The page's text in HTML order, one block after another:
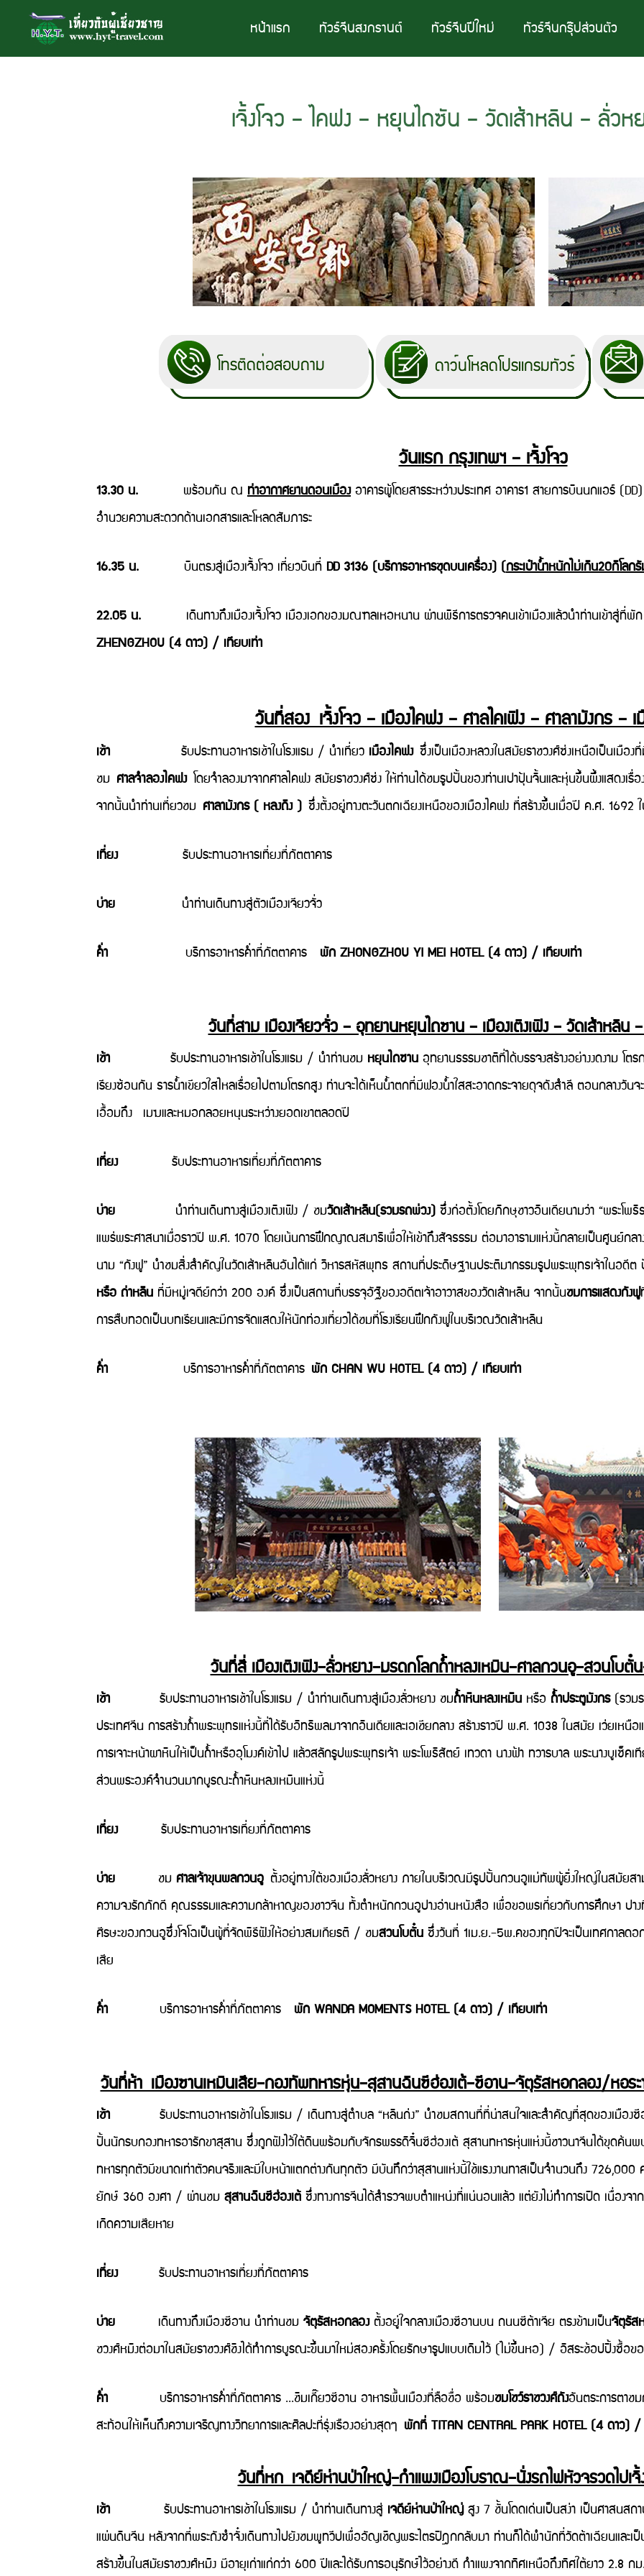
หน้าแรก ทัวร์จีนสงกรานต์ ทัวร์จีนปีใหม่ ทัวร์จีนกรุ๊ปส่วนตัว
เจิ้งโจว – ไคฟง – หยุนไถซัน – วัดเส้าหลิน – ลั่วห
วันแรก กรุงเทพฯ – เจิ้งโจว
13.30 น. พร้อมกัน ณ ท่าอากาศยานดอนเมืองอาคารผู้โดยสารระหว่างประเทศ อาคาร1 สายการบินนกแอร์
อำนวยความสะดวกด้านเอกสารและโหลดสัมภาระ
16.35 น. บินตรงสู่เมืองเจิ้งโจว เที่ยวบินที่ DD 3136 (บริการอาหารชุดบนเครื่อง) (กระเป๋าน้ำหนักไม่เกิน20กิโลก
22.05 น. เดินทางถึงเมืองเจิ้งโจว เมืองเอกของมณฑลเหอหนาน ผ่านพิธีการตรวจคนเข้าเมืองแล้วนำท่านเข้าสู่
ZHENGZHOU (4 ดาว) / เทียบเท่า
วันที่สอง เจิ้งโจว – เมืองไคฟง – ศาลไคเฟิง – ศาลามังกร – เ
เช้า รับประทานอาหารเช้าในโรงแรม / นำเที่ยว เมืองไคฟง ซึ่งเป็นเมืองหลวงในสมัยราชวงศ์ซ่งเหนือเป็นเมือ
ชม ศาลจำลองไคฟง โดยจำลองมาจากศาลไคฟง สมัยราชวงศ์ซ่งให้ท่านได้ชมรูปปั้นของท่านเปาปุ้นจิ้นและหุ่นขึ้นผึ้งแสดงเ
จากนั้นนำท่านเที่ยวชม ศาลามังกร ( หลงถิง ) ซึ่งตั้งอยู่ทางตะวันตกเฉียงเหนือของเมืองไคฟง ที่สร้างขึ้นเมื่อปี ค.ศ. 1692
เที่ยง รับประทานอาหารเที่ยงที่ภัตตาคาร
บ่าย นำท่านเดินทางสู่ตัวเมืองเจียวจั่ว
ค่ำบริการอาหารค่ำที่ภัตตาคาร พัก ZHONGZHOU YI MEI HOTEL (4 ดาว) / เทียบเท่า
วันที่สาม เมืองเจียวจั่ว – อุทยานหยุนไถซาน – เมืองเติงเฟิง – วัดเส้าหลิน
เช้ารับประทานอาหารเช้าในโรงแรม / นำท่านชม หยุนไถซาน อุทยานธรรมชาติที่ได้บรรจงสร้างอย่างงดงาม โต
เรียงซ้อนกัน ธารน้ำเขียวใสไหลเรื่อยไปตามโตรกสูง ท่านจะได้เห็นน้ำตกที่มีฟองน้ำใสสะอาดกระจายดุจดังสำลี ตอนกลางวัน
เอื้อมถึง เมฆและหมอกลอยหนุนระหว่างยอดเขาตลอดปี
เที่ยงรับประทานอาหารเที่ยงที่ภัตตาคาร
บ่าย นำท่านเดินทางสู่เมืองเติงเฟิง / ชมวัดเส้าหลิน(รวมรถพ่วง) ซึ่งก่อตั้งโดยภิกษุชาวอินเดียนามว่า “พระโพ
แพร่พระศาสนาเมื่อราวปี พ.ศ. 1070 โดยเน้นการฝึกญาณสมาธิเพื่อให้เข้าถึงสัจธรรม ต่อมาอารามแห่งนี้กลายเป็นศูนย์ก
นาม “กังฟู” นำชมสิ่งสำคัญในวัดเส้าหลินอันได้แก่ วิหารสหัสพุทธ สถานที่ประดิษฐานประติมากรรมรูปพระพุทธเจ้าในอดี
หรือ ถ่าหลิน ที่มีหมู่เจดีย์กว่า 200 องค์ ซึ่งเป็นสถานที่บรรจุอัฐิของอดีตเจ้าอาวาสของวัดเส้าหลิน จากนั้นชมการแสดงกังฟู
การสืบทอดเป็นบทเรียนและมีการจัดแสดงให้นักท่องเที่ยวได้ชมที่โรงเรียนฝึกกังฟูในบริเวณวัดเส้าหลิน
ค่ำบริการอาหารค่ำที่ภัตตาคาร พัก CHAN WU HOTEL (4 ดาว) / เทียบเท่า
วันที่สี่ เมืองเติงเฟิง–ลั่วหยาง–มรดกโลกถ้ำหลงเหมิน–ศาลกวนอู–สวนโบตั๋
เช้ารับประทานอาหารเช้าในโรงแรม / นำท่านเดินทางสู่เมืองลั่วหยาง ชมถ้ำหินหลงเหมิน หรือ ถ้ำประตูมังกร(รวม
ประเทศจีน การสร้างถ้ำพระพุทธแห่งนี้ที่ได้รับอิทธิพลมาจากอินเดียและเอเชียกลาง สร้างราวปี พ.ศ. 1038 ในสมัย เว่ยเหนือ
การเจาะหน้าผาหินให้เป็นถ้ำหรืออุโมงค์เข้าไป แล้วสลักรูปพระพุทธเจ้า พระโพธิสัตย์ เทวดา นางฟ้า ทวารบาล พระนางบูเซ็
ส่วนพระองค์จำนวนมากบูรณะถ้ำหินหลงเหมินแห่งนี้
เที่ยงรับประทานอาหารเที่ยงที่ภัตตาคาร
บ่าย ชม ศาลเจ้าขุนพลกวนอู ตั้งอยู่ทางใต้ของเมืองลั่วหยาง ภายในบริเวณมีรูปปั้นกวนอูแม่ทัพผู้ยิ่งใหญ่ในสมัยส
ความจงรักภักดี คุณธรรมและความกล้าหาญของชาวจีน ทั้งตำหนักกวนอูปางอ่านหนังสือ เพื่อขอพรเกี่ยวกับการศึกษา ปาง
ศีรษะของกวนอูซึ่งโจโฉเป็นผู้ที่จัดพิธีฝังให้อย่างสมเกียรติ / ชมสวนโบตั๋น ซึ่งวันที่ 1เม.ย.-5พ.คของทุกปีจะเป็นเทศกาลดอ
เสีย
ค่ำ บริการอาหารค่ำที่ภัตตาคาร พัก WANDA MOMENTS HOTEL (4 ดาว) / เทียบเท่า
วันที่ห้า เมืองซานเหมินเสีย–กองทัพทหารหุ่น–สุสานฉินซีฮ่องเต้–ซีอาน–จัตุรัสหอกลอง/หอร
เช้ารับประทานอาหารเช้าในโรงแรม / เดินทางสู่ตำบล “หลินถ่ง” นำชมสถานที่ที่น่าสนใจและสำคัญที่สุดของเมือง
ปั้นนักรบกองทหารอารักขาสุสาน ซึ่งถูกฝังไว้ใต้ดินพร้อมกับจักรพรรดิจิ๋นซีฮ่องเต้ สุสานทหารหุ่นแห่งนี้ชาวนาจีนได้ขุดค้
ทหารทุกตัวมีขนาดเท่าตัวคนจริงและมีใบหน้าแตกต่างกันทุกตัว มีบันทึกว่าสุสานแห่งนี้ใช้แรงงานทาสเป็นจำนวนถึง
ยักษ์ 360 องศา / ผ่านชม สุสานฉินซีฮ่องเต้ ซึ่งทางการจีนได้สำรวจพบตำแหน่งที่แน่นอนแล้ว แต่ยังไม่ทำการเปิด เนื่อง
เกิดความเสียหาย
เที่ยง รับประทานอาหารเที่ยงที่ภัตตาคาร
บ่าย เดินทางถึงเมืองซีอาน นำท่านชม จัตุรัสหอกลองตั้งอยู่ใจกลางเมืองซีอานบน ถนนซีต้าเจีย ตรงข้ามเป็นจัตุรัส
ชวงศ์หมิงต่อมาในสมัยราชวงศ์ชิงได้ทำการบูรณะขึ้นมาใหม่สองครั้งโดยรักษารูปแบบเดิมไว้ (ไม่ขึ้นหอ) / อิสระช้อปปิ้งซื้อข
ค่ำบริการอาหารค่ำที่ภัตตาคาร ...ชิมเกี๊ยวซีอาน อาหารพื้นเมืองที่ลือชื่อ พร้อมชมโชว์ราชวงศ์ถังอันตระการตาช
สะท้อนให้เห็นถึงความเจริญทางวิทยาการและศิลปะที่รุ่งเรืองอย่างสุดๆ พักที่ TITAN CENTRAL PARK HOTEL (4 ดาว) /
วันที่หก เจดีย์ห่านป่าใหญ่–กำแพงเมืองโบราณ–นั่งรถไฟหัวจรวดไปเจิ้
เช้ารับประทานอาหารเช้าในโรงแรม / นำท่านเดินทางสู่ เจดีย์ห่านป่าใหญ่สูง 7 ชั้นโดดเด่นเป็นสง่า เป็นศาสนสถ
แผ่นดินจีน หลังจากที่พระถังซำจั๋งเดินทางไปยังชมพูทวีปเพื่ออัญเชิญพระไตรปิฎกกลับมา ท่านก็ได้พำนักที่วัดต้าเฉียนและเ
สร้างขึ้นในสมัยราชวงศ์หมิง มีอายุเก่าแก่กว่า 600 ปีและได้รับการอนุรักษ์ไว้อย่างดี กำแพงจากทิศเหนือถึงทิศใต้ยาว